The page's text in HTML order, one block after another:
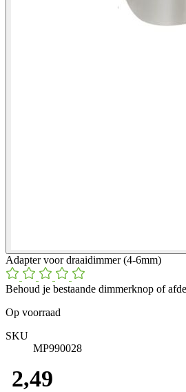
Adapter voor draaidimmer (4-6mm)
Behoud je bestaande dimmerknop of
Op voorraad
SKU
MP990028
​ 2,49